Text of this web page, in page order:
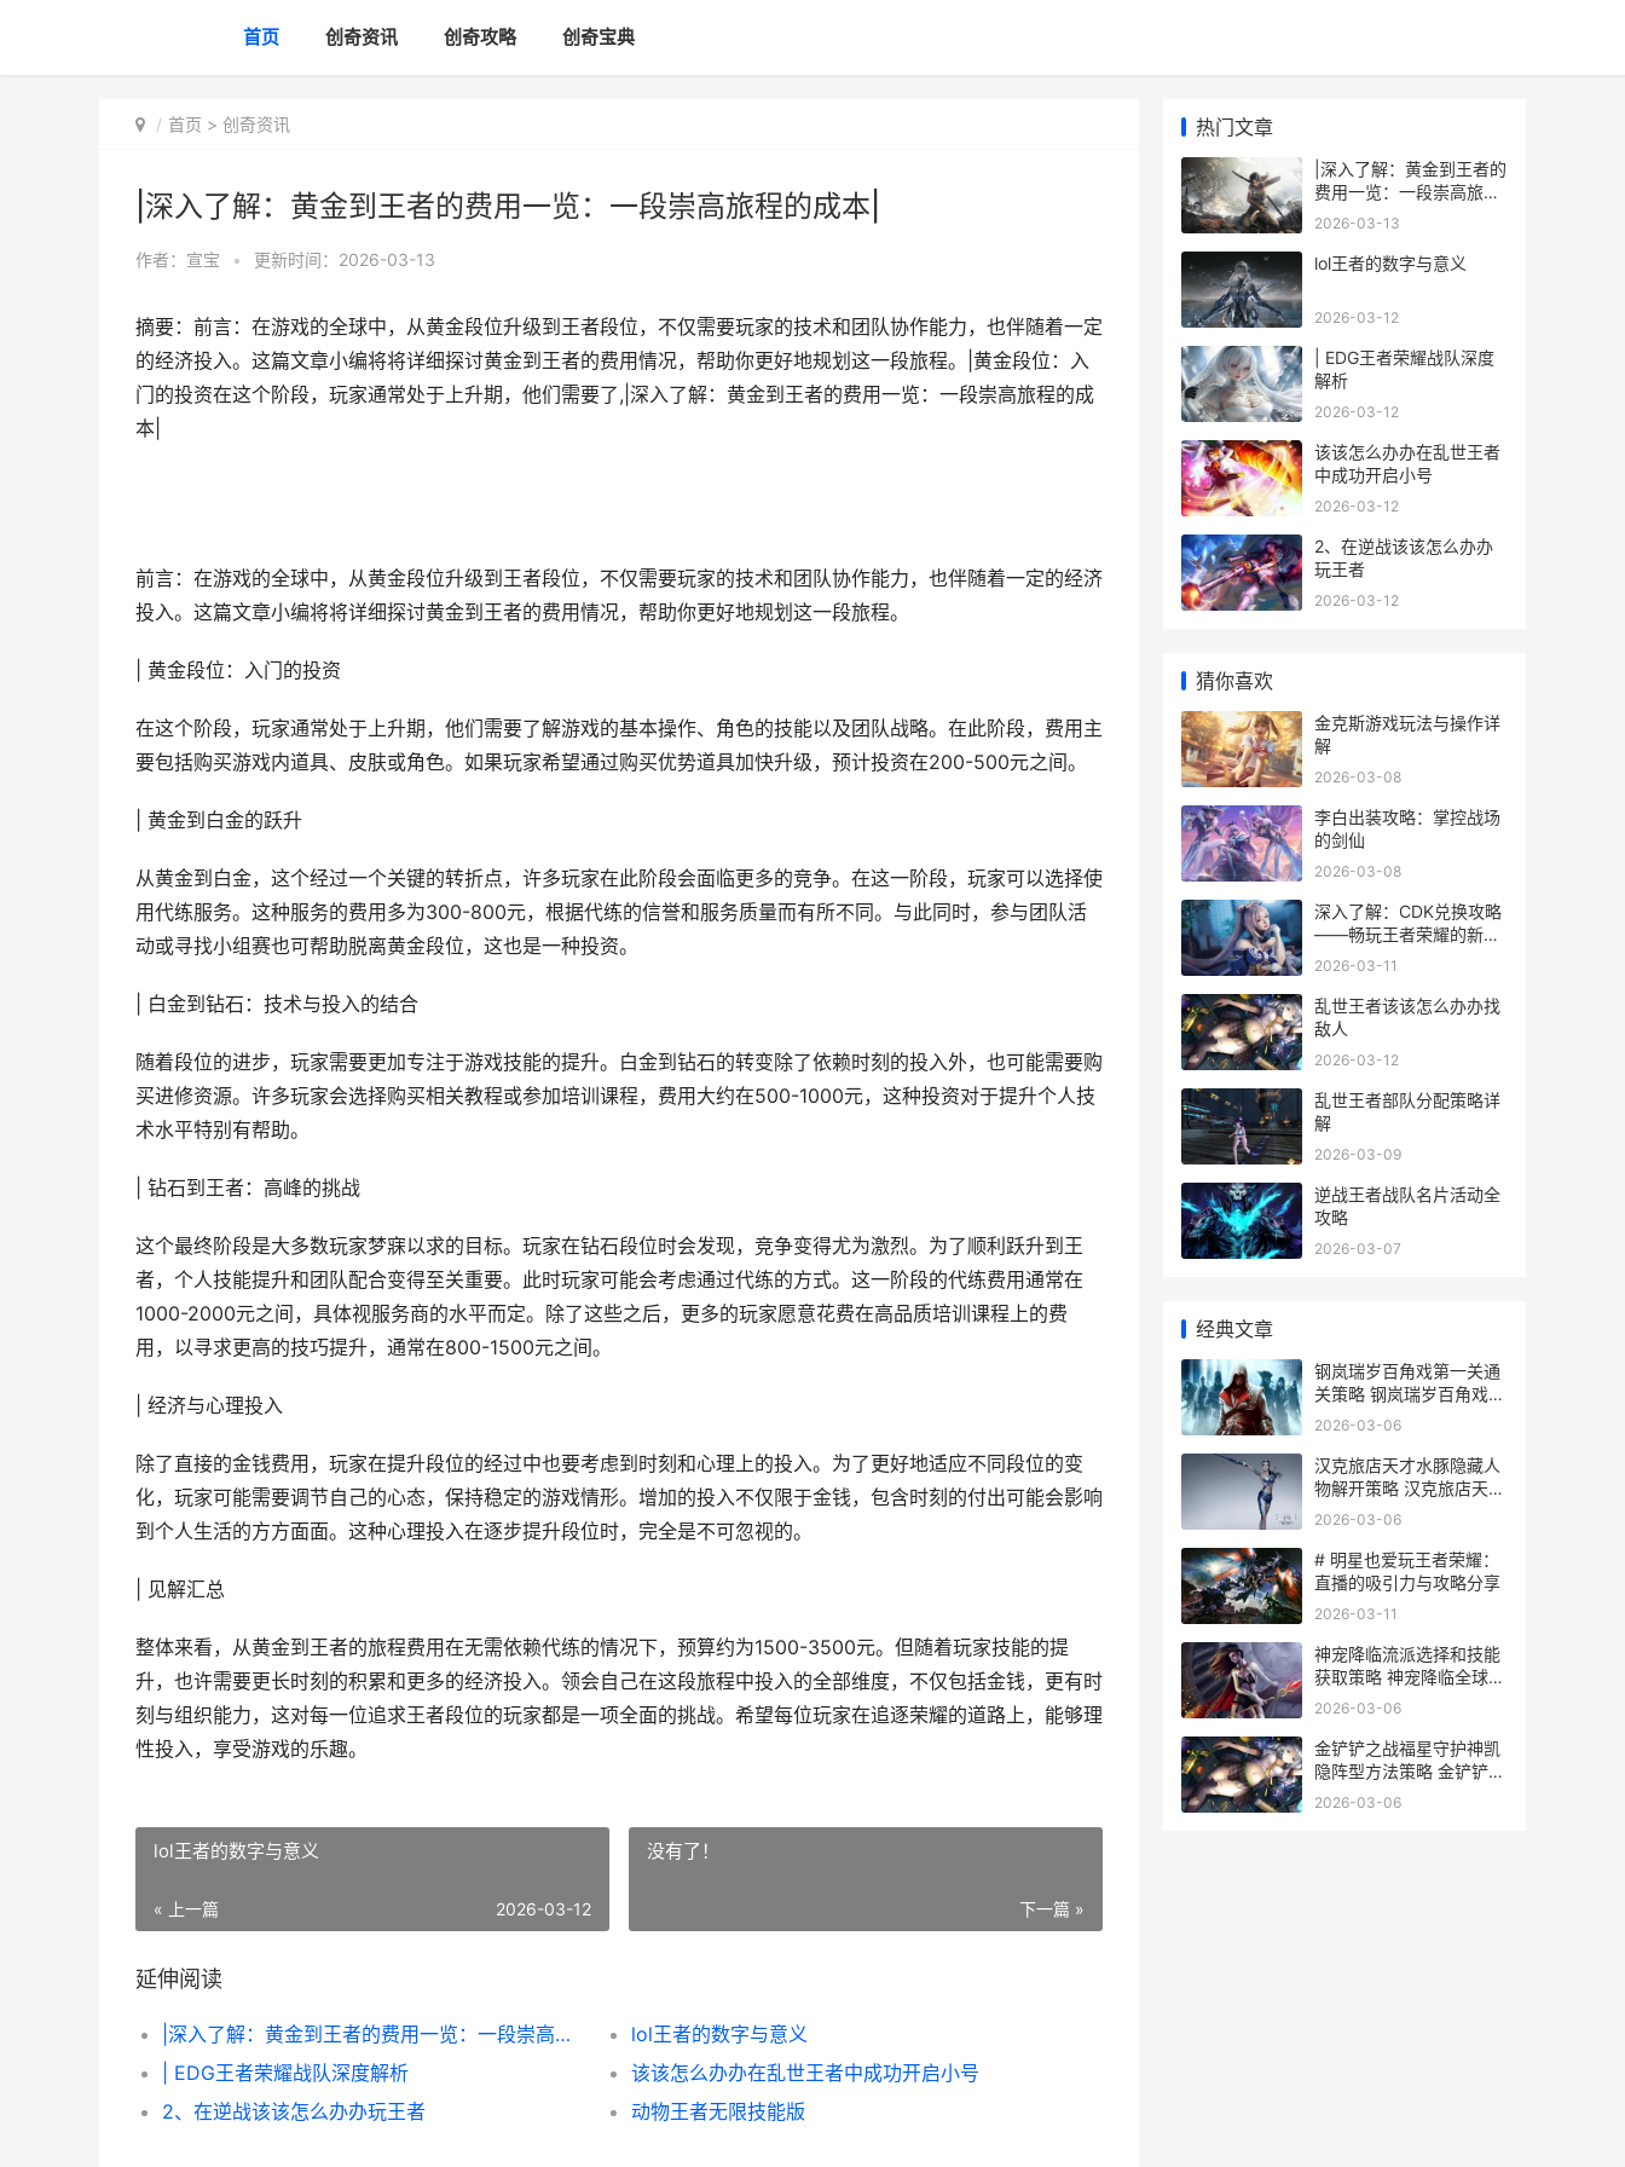
首页 创奇资讯 创奇攻略 创奇宝典
首页 > 创奇资讯
|深入了解：黄金到王者的费用一览：一段崇高旅程的成本|
作者： 宣宝 • 更新时间：2026-03-13
摘要：前言：在游戏的全球中，从黄金段位升级到王者段位，不仅需要玩家的技术和团队协作能力，也伴随着一定
的经济投入。这篇文章小编将将详细探讨黄金到王者的费用情况，帮助你更好地规划这一段旅程。|黄金段位：入
门的投资在这个阶段，玩家通常处于上升期，他们需要了,|深入了解：黄金到王者的费用一览：一段崇高旅程的成
本|
前言：在游戏的全球中，从黄金段位升级到王者段位，不仅需要玩家的技术和团队协作能力，也伴随着一定的经济
投入。这篇文章小编将将详细探讨黄金到王者的费用情况，帮助你更好地规划这一段旅程。
| 黄金段位：入门的投资
在这个阶段，玩家通常处于上升期，他们需要了解游戏的基本操作、角色的技能以及团队战略。在此阶段，费用主
要包括购买游戏内道具、皮肤或角色。如果玩家希望通过购买优势道具加快升级，预计投资在200-500元之间。
| 黄金到白金的跃升
从黄金到白金，这个经过一个关键的转折点，许多玩家在此阶段会面临更多的竞争。在这一阶段，玩家可以选择使
用代练服务。这种服务的费用多为300-800元，根据代练的信誉和服务质量而有所不同。与此同时，参与团队活
动或寻找小组赛也可帮助脱离黄金段位，这也是一种投资。
| 白金到钻石：技术与投入的结合
随着段位的进步，玩家需要更加专注于游戏技能的提升。白金到钻石的转变除了依赖时刻的投入外，也可能需要购
买进修资源。许多玩家会选择购买相关教程或参加培训课程，费用大约在500-1000元，这种投资对于提升个人技
术水平特别有帮助。
| 钻石到王者：高峰的挑战
这个最终阶段是大多数玩家梦寐以求的目标。玩家在钻石段位时会发现，竞争变得尤为激烈。为了顺利跃升到王
者，个人技能提升和团队配合变得至关重要。此时玩家可能会考虑通过代练的方式。这一阶段的代练费用通常在
1000-2000元之间，具体视服务商的水平而定。除了这些之后，更多的玩家愿意花费在高品质培训课程上的费
用，以寻求更高的技巧提升，通常在800-1500元之间。
| 经济与心理投入
除了直接的金钱费用，玩家在提升段位的经过中也要考虑到时刻和心理上的投入。为了更好地适应不同段位的变
化，玩家可能需要调节自己的心态，保持稳定的游戏情形。增加的投入不仅限于金钱，包含时刻的付出可能会影响
到个人生活的方方面面。这种心理投入在逐步提升段位时，完全是不可忽视的。
| 见解汇总
整体来看，从黄金到王者的旅程费用在无需依赖代练的情况下，预算约为1500-3500元。但随着玩家技能的提
升，也许需要更长时刻的积累和更多的经济投入。领会自己在这段旅程中投入的全部维度，不仅包括金钱，更有时
刻与组织能力，这对每一位追求王者段位的玩家都是一项全面的挑战。希望每位玩家在追逐荣耀的道路上，能够理
性投入，享受游戏的乐趣。
lol王者的数字与意义
« 上一篇 2026-03-12
没有了！
下一篇 »
延伸阅读
|深入了解：黄金到王者的费用一览：一段崇高旅程的成本|
lol王者的数字与意义
| EDG王者荣耀战队深度解析
该该怎么办办在乱世王者中成功开启小号
2、在逆战该该怎么办办玩王者
动物王者无限技能版
热门文章
|深入了解：黄金到王者的
费用一览：一段崇高旅程
的成本|
2026-03-13
lol王者的数字与意义
2026-03-12
| EDG王者荣耀战队深度
解析
2026-03-12
该该怎么办办在乱世王者
中成功开启小号
2026-03-12
2、在逆战该该怎么办办
玩王者
2026-03-12
猜你喜欢
金克斯游戏玩法与操作详
解
2026-03-08
李白出装攻略：掌控战场
的剑仙
2026-03-08
深入了解：CDK兑换攻略
——畅玩王者荣耀的新方
式
2026-03-11
乱世王者该该怎么办办找
敌人
2026-03-12
乱世王者部队分配策略详
解
2026-03-09
逆战王者战队名片活动全
攻略
2026-03-07
经典文章
钢岚瑞岁百角戏第一关通
关策略 钢岚瑞岁百角戏第
一关死境
2026-03-06
汉克旅店天才水豚隐藏人
物解开策略 汉克旅店天才
水豚怎么获得
2026-03-06
# 明星也爱玩王者荣耀：
直播的吸引力与攻略分享
2026-03-11
神宠降临流派选择和技能
获取策略 神宠降临全球
小说
2026-03-06
金铲铲之战福星守护神凯
隐阵型方法策略 金铲铲之
战福星怎么玩
2026-03-06